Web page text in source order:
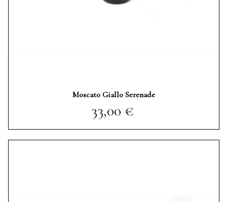
Moscato Giallo Serenade
Prezzo
33,00 €